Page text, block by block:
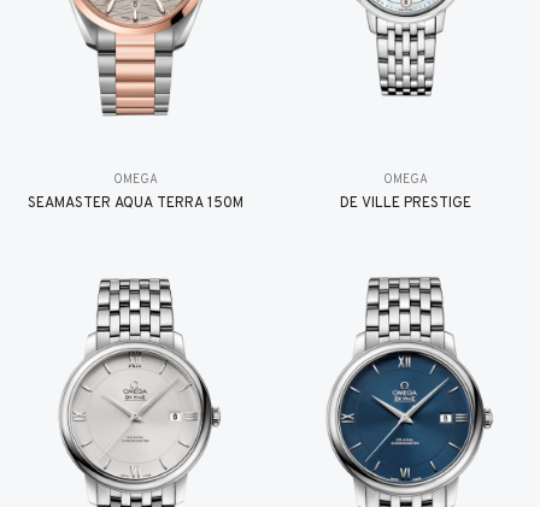
OMEGA
SEAMASTER AQUA TERRA 150M
OMEGA
DE VILLE PRESTIGE